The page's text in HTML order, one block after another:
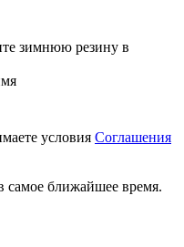
зимнюю резину в
условия Соглашения
самое ближайшее время.